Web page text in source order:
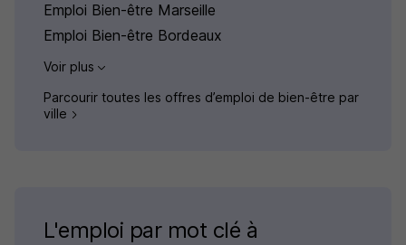
Emploi Bien-être Marseille
Emploi Bien-être Bordeaux
Voir plus
Parcourir toutes les offres d’emploi de bien-être par
ville
L'emploi par mot clé à